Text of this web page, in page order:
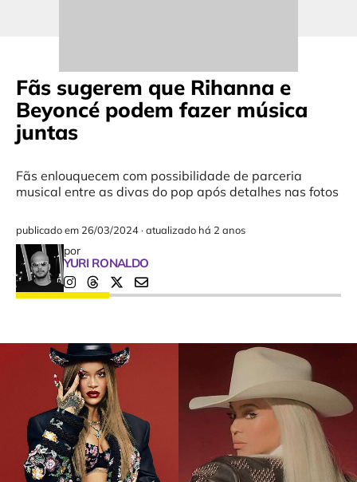
Fãs sugerem que Rihanna e
Beyoncé podem fazer música
juntas
Fãs enlouquecem com possibilidade de parceria
musical entre as divas do pop após detalhes nas fotos
publicado em 26/03/2024·atualizado há 2 anos
por
YURI RONALDO